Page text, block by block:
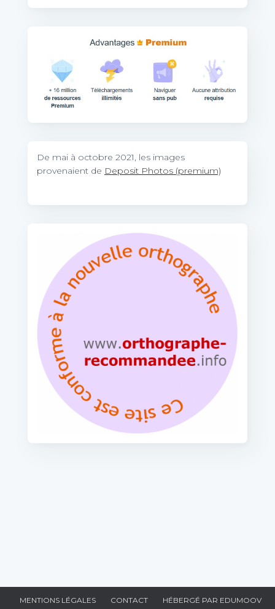
De mai à octobre 2021, les images
provenaient de Deposit Photos (premium)
MENTIONS LÉGALES CONTACT HÉBERGÉ PAR EDUMOOV